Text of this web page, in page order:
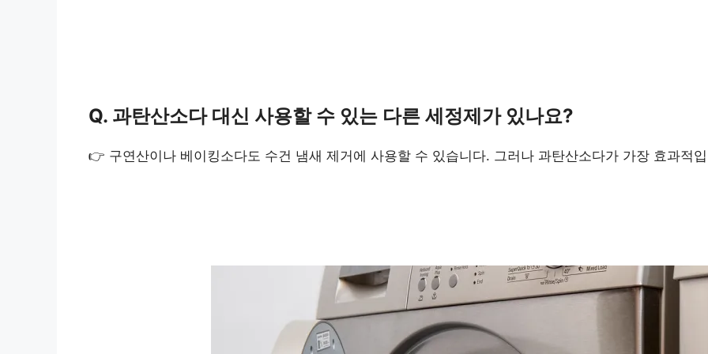
Q. 과탄산소다 대신 사용할 수 있는 다른 세정제가 있나요?
👉 구연산이나 베이킹소다도 수건 냄새 제거에 사용할 수 있습니다. 그러나 과탄산소다가 가장 효과적